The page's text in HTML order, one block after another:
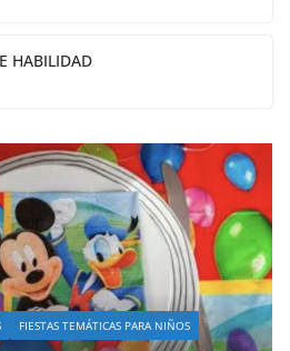
HABILIDAD
FIESTAS TEMÁTICAS PARA NIÑOS